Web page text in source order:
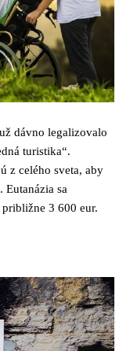
dávno legalizovalo
turistika“.
z celého sveta, aby
Eutanázia sa
3 600 eur.